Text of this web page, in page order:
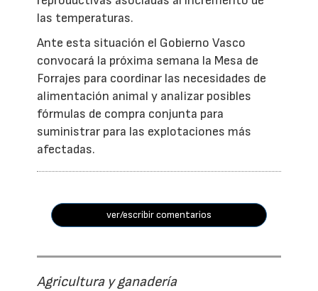
las temperaturas.
Ante esta situación el Gobierno Vasco
convocará la próxima semana la Mesa de
Forrajes para coordinar las necesidades de
alimentación animal y analizar posibles
fórmulas de compra conjunta para
suministrar para las explotaciones más
afectadas.
ver/escribir comentarios
Agricultura y ganadería